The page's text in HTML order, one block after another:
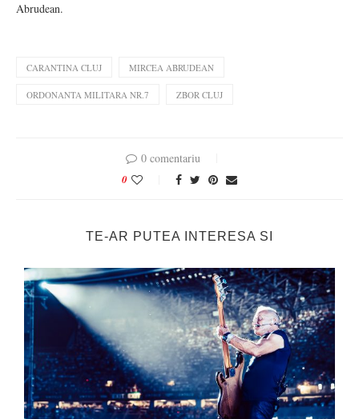
Abrudean.
CARANTINA CLUJ MIRCEA ABRUDEAN
ORDONANTA MILITARA NR.7 ZBOR CLUJ
0 comentariu
0
TE-AR PUTEA INTERESA SI